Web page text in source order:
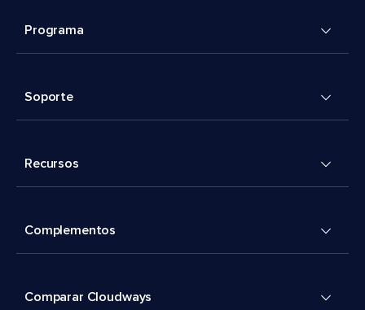
Programa
Soporte
Recursos
Complementos
Comparar Cloudways